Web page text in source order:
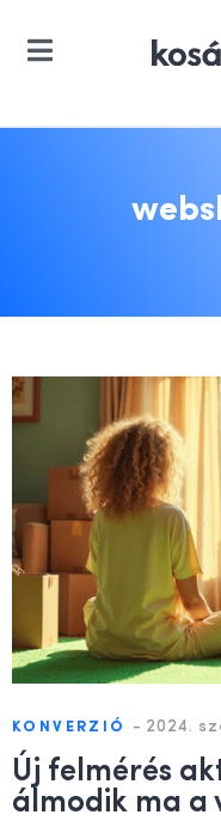
KONVERZIÓ - 2024.
Új felmérés
álmodik ma a